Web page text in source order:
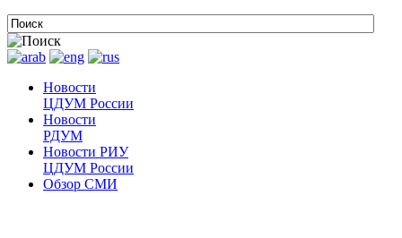
Новости
ЦДУМ России
Новости
РДУМ
Новости РИУ
ЦДУМ России
Обзор СМИ